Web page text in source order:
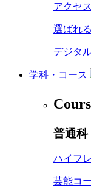
アクセ
選ばれ
デジタ
学科・コース
普通科
ハイフ
芸能コ